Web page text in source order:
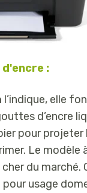
:
elle
d’encre
pour projeter
Le modèle
du marché.
usage